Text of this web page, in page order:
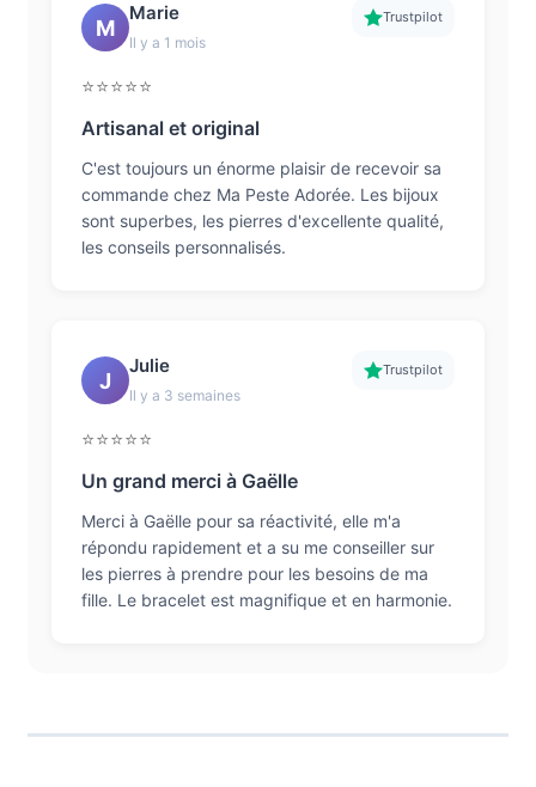
M
Marie
Il y a 1 mois
Trustpilot
⭐⭐⭐⭐⭐
Artisanal et original
C'est toujours un énorme plaisir de recevoir sa
commande chez Ma Peste Adorée. Les bijoux
sont superbes, les pierres d'excellente qualité,
les conseils personnalisés.
J
Julie
Il y a 3 semaines
Trustpilot
⭐⭐⭐⭐⭐
Un grand merci à Gaëlle
Merci à Gaëlle pour sa réactivité, elle m'a
répondu rapidement et a su me conseiller sur
les pierres à prendre pour les besoins de ma
fille. Le bracelet est magnifique et en harmonie.